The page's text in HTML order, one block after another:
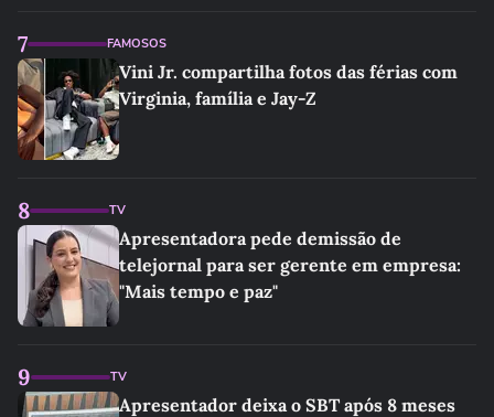
7 FAMOSOS
Vini Jr. compartilha fotos das férias com
Virginia, família e Jay-Z
8 TV
Apresentadora pede demissão de
telejornal para ser gerente em empresa:
"Mais tempo e paz"
9 TV
Apresentador deixa o SBT após 8 meses